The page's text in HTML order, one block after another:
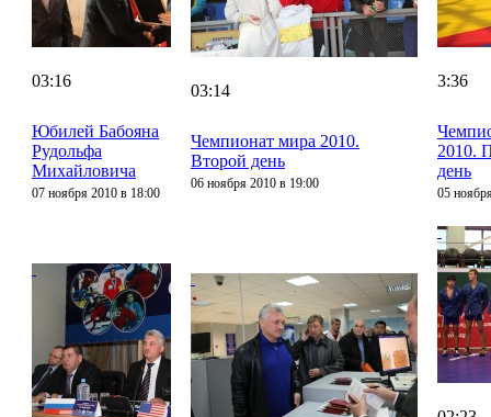
03:16
Юбилей Бабояна
Рудольфа
Михайловича
07 ноября 2010 в 18:00
03:14
Чемпионат мира 2010.
Второй день
06 ноября 2010 в 19:00
3:36
2010.
день
05